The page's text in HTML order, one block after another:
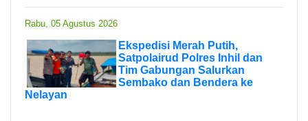
Rabu, 05 Agustus 2026
Ekspedisi Merah Putih,
Satpolairud Polres Inhil dan
Tim Gabungan Salurkan
Sembako dan Bendera ke
Nelayan